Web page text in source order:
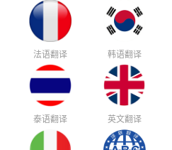
法语翻译 韩语翻译
泰语翻译 英文翻译